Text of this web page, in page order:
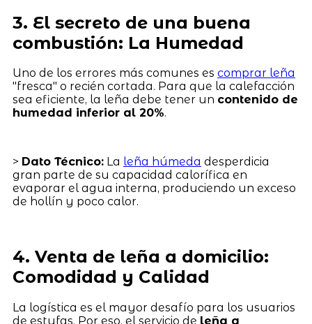
3. El secreto de una buena
combustión: La Humedad
Uno de los errores más comunes es comprar leña
"fresca" o recién cortada. Para que la calefacción
sea eficiente, la leña debe tener un contenido de
humedad inferior al 20%.
> Dato Técnico:La leña húmeda desperdicia
gran parte de su capacidad calorífica en
evaporar el agua interna, produciendo un exceso
de hollín y poco calor.
4. Venta de leña a domicilio:
Comodidad y Calidad
La logística es el mayor desafío para los usuarios
de estufas. Por eso, el servicio de leña a